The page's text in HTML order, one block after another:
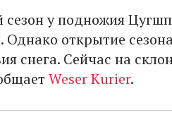
у подножия
Однако открытие
снега. Сейчас на
Weser Kurier.